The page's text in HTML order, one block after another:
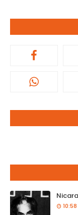
10:58